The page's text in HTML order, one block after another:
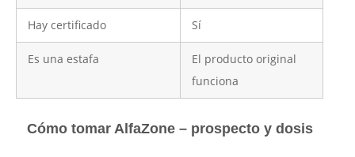
Hay certificado Sí
Es una estafa
El producto original
funciona
Cómo tomar AlfaZone – prospecto y dosis